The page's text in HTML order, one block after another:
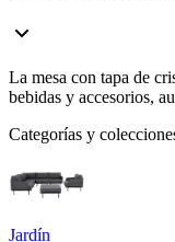
La mesa con tapa de
bebidas y accesorios,
Categorías y
Jardín